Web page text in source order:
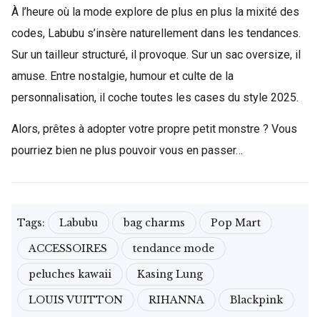
À l’heure où la mode explore de plus en plus la mixité des
codes, Labubu s’insère naturellement dans les tendances.
Sur un tailleur structuré, il provoque. Sur un sac oversize, il
amuse. Entre nostalgie, humour et culte de la
personnalisation, il coche toutes les cases du style 2025.
Alors, prêtes à adopter votre propre petit monstre ? Vous
pourriez bien ne plus pouvoir vous en passer…
Tags: Labubu bag charms
Pop Mart
ACCESSOIRES
tendance mode
peluches kawaii
Kasing Lung
LOUIS VUITTON
RIHANNA Blackpink